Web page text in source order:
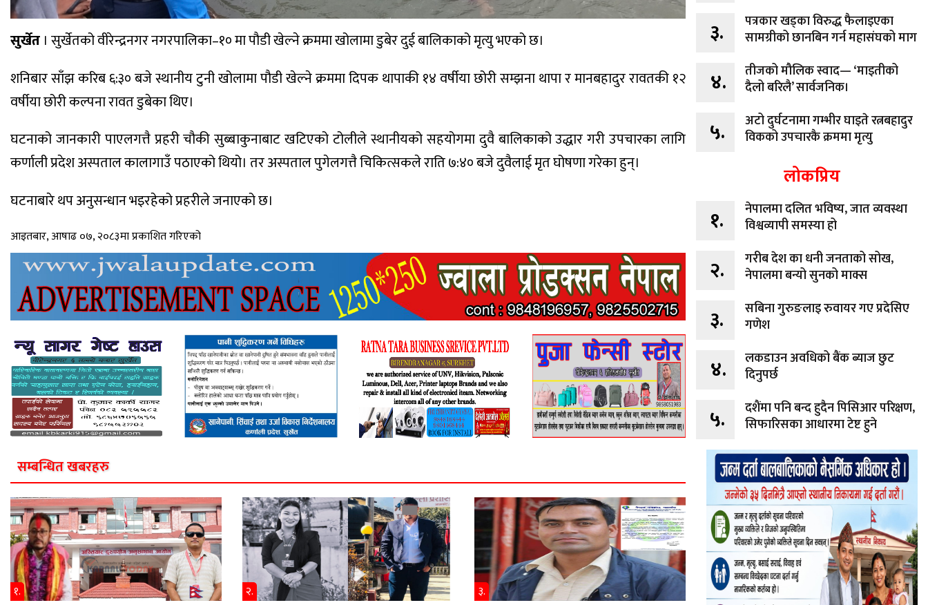
सुर्खेत । सुर्खेतको वीरेन्द्रनगर नगरपालिका–१० मा पौडी खेल्ने क्रममा खोलामा डुबेर दुई बालिकाको मृत्यु भएको छ।
शनिबार साँझ करिब ६:३० बजे स्थानीय टुनी खोलामा पौडी खेल्ने क्रममा दिपक थापाकी १४ वर्षीया छोरी सम्झना थापा र मानबहादुर रावतकी १२
वर्षीया छोरी कल्पना रावत डुबेका थिए।
घटनाको जानकारी पाएलगत्तै प्रहरी चौकी सुब्बाकुनाबाट खटिएको टोलीले स्थानीयको सहयोगमा दुवै बालिकाको उद्धार गरी उपचारका लागि
कर्णाली प्रदेश अस्पताल कालागाउँ पठाएको थियो। तर अस्पताल पुगेलगत्तै चिकित्सकले राति ७:४० बजे दुवैलाई मृत घोषणा गरेका हुन्।
घटनाबारे थप अनुसन्धान भइरहेको प्रहरीले जनाएको छ।
आइतबार, आषाढ ०७, २०८३मा प्रकाशित गरिएको
सम्बन्धित खबरहरु
१. २. ३.
३.
पत्रकार खड्का विरुद्ध फैलाइएका
सामग्रीको छानबिन गर्न महासंघको माग
४.
तीजको मौलिक स्वाद— ‘माइतीको
दैलो बरिलै’ सार्वजनिक।
५.
अटो दुर्घटनामा गम्भीर घाइते रत्नबहादुर
विकको उपचारकै क्रममा मृत्यु
लोकप्रिय
१.
नेपालमा दलित भविष्य, जात व्यवस्था
विश्वव्यापी समस्या हो
२.
गरीब देश का धनी जनताको सोख,
नेपालमा बन्यो सुनको माक्स
३.
सबिना गुरुङलाइ रुवायर गए प्रदेसिए
गणेश
४.
लकडाउन अवधिको बैंक ब्याज छुट
दिनुपर्छ
५.
दशैंमा पनि बन्द हुदैन पिसिआर परिक्षण,
सिफारिसका आधारमा टेष्ट हुने